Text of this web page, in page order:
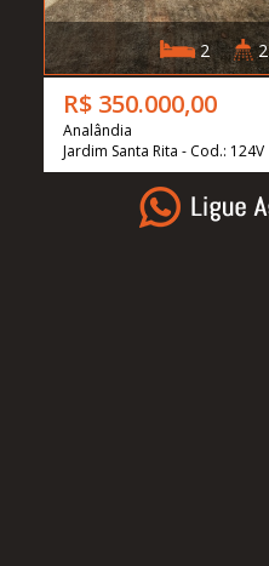
2 2
R$ 350.000,00
Analândia
Jardim Santa Rita - Cod.: 124V